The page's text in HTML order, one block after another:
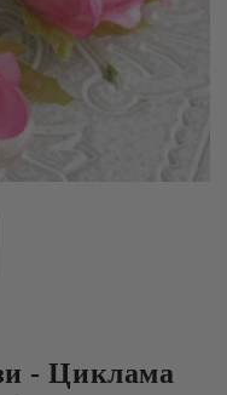
- Циклама